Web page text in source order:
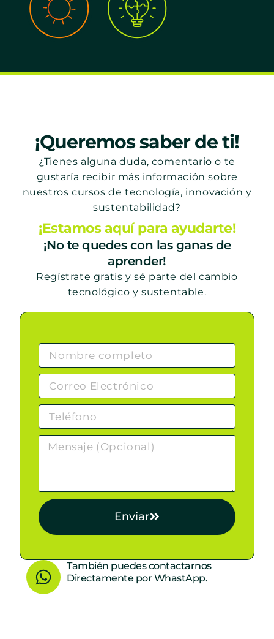
¡Queremos saber de ti!
¿Tienes alguna duda, comentario o te
gustaría recibir más información sobre
nuestros cursos de tecnología, innovación y
sustentabilidad?
¡Estamos aquí para ayudarte!
¡No te quedes con las ganas de
aprender!
Regístrate gratis y sé parte del cambio
tecnológico y sustentable.
Enviar
W
h
También puedes contactarnos
Directamente por WhastApp.